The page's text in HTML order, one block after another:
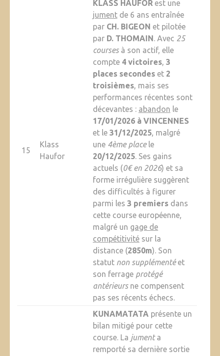
15
Klass
Haufor
KLASS HAUFORest une
jumentde 6 ans entraînée
par CH. BIGEON et pilotée
par D. THOMAIN. Avec 25
coursesà son actif, elle
compte 4 victoires, 3
places secondeset 2
troisièmes, mais ses
performances récentes sont
décevantes : abandon le
17/01/2026 à VINCENNES
et le 31/12/2025, malgré
une 4ème placele
20/12/2025. Ses gains
actuels (0€ en 2026) et sa
forme irrégulière suggèrent
des difficultés à figurer
parmi les 3 premiersdans
cette course européenne,
malgré un gage de
compétitivitésur la
distance (2850m). Son
statut non supplémentéet
son ferrage protégé
antérieursne compensent
pas ses récents échecs.
KUNAMATATA présente un
bilan mitigé pour cette
course. La jumenta
remporté sa dernière sortie